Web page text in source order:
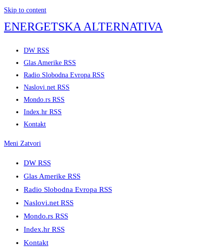
Skip to content
ENERGETSKA ALTERNATIVA
DW RSS
Glas Amerike RSS
Radio Slobodna Evropa RSS
Naslovi.net RSS
Mondo.rs RSS
Index.hr RSS
Kontakt
Meni Zatvori
DW RSS
Glas Amerike RSS
Radio Slobodna Evropa RSS
Naslovi.net RSS
Mondo.rs RSS
Index.hr RSS
Kontakt